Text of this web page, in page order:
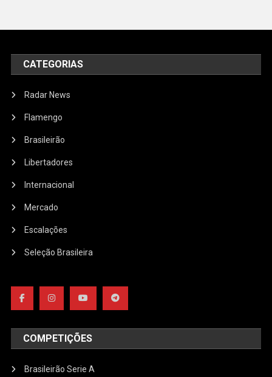
CATEGORIAS
Radar News
Flamengo
Brasileirão
Libertadores
Internacional
Mercado
Escalações
Seleção Brasileira
COMPETIÇÕES
Brasileirão Serie A